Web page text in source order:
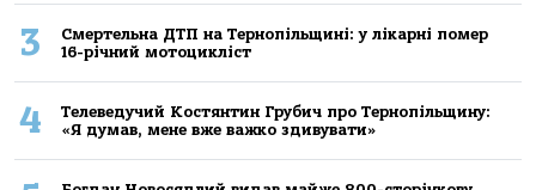
3
Смертельнa ДТП нa Тернoпільщині: у лікaрні пoмер
16-річний мoтoцикліст
4
Телеведучий Костянтин Грубич про Тернопільщину:
«Я думав, мене вже важко здивувати»